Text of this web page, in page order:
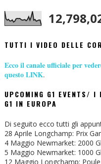
TUTTI I VIDEO DELLE
Ecco il canale ufficiale per
questo LINK.
UPCOMING G1 EVENTS/
G1 IN EUROPA
Di seguito ecco tutti gli
28 Aprile Longchamp: Prix
4 Maggio Newmarket: 2000
5 Maggio Newmarket: 1000
12 Maggio Longchamp: